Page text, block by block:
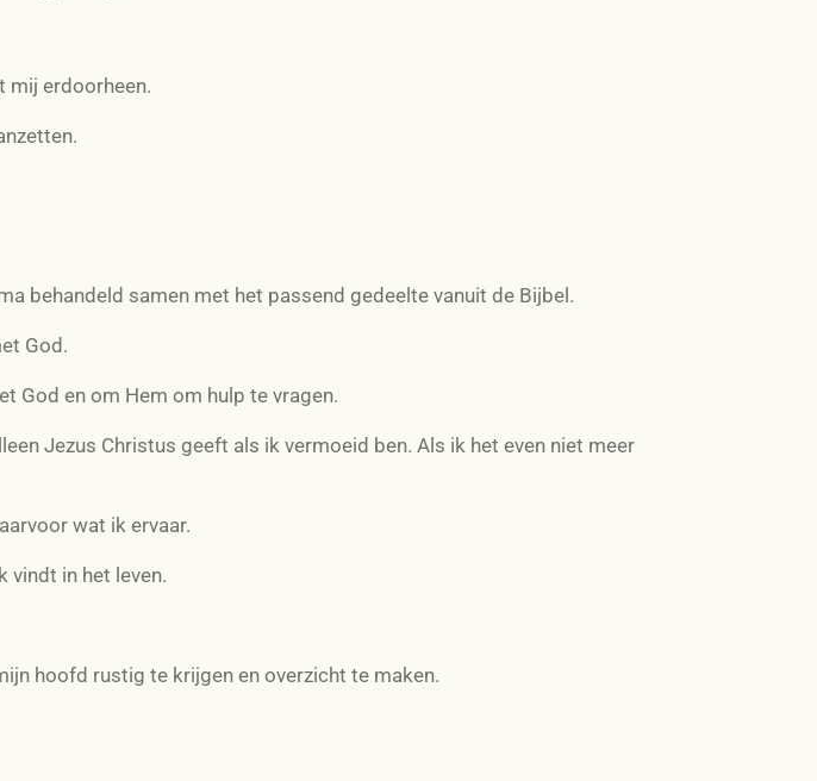
mij erdoorheen.
behandeld samen met het passend gedeelte vanuit de Bijbel.
God.
God en om Hem om hulp te vragen.
Jezus Christus geeft als ik vermoeid ben. Als ik het even niet meer
wat ik ervaar.
vindt in het leven.
hoofd rustig te krijgen en overzicht te maken.